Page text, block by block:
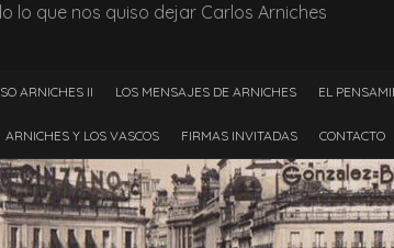
lo que nos quiso dejar Carlos Arniches
ARNICHES II LOS MENSAJES DE ARNICHES EL
ARNICHES Y LOS VASCOS FIRMAS INVITADAS CONTACTO